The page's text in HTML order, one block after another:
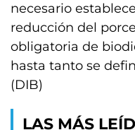
necesario
reducción del
obligatoria de
hasta tanto se
(DIB)
LAS MÁS